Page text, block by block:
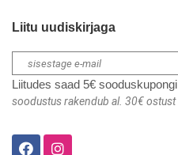
Liitu uudiskirjaga
Liitudes saad 5€ sooduskupongi
soodustus rakendub al. 30€ ostust